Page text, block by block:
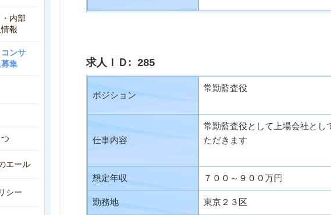
求人ＩＤ: 285
ポジション
常勤監査役
仕事内容
常勤監査役として上場会社とし
ただきます
想定年収 ７００～９００万円
勤務地 東京２３区
内部
情報
ンサ
集
エール
シー